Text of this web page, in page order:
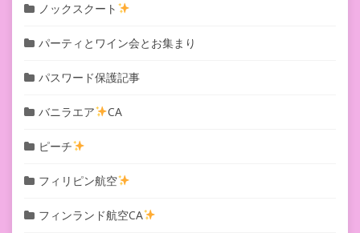
ノックスクート
パーティとワイン会とお集まり
パスワード保護記事
バニラエア CA
ピーチ
フィリピン航空
フィンランド航空CA